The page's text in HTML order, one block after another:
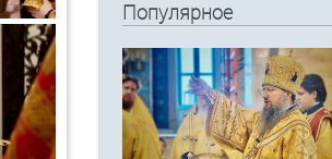
Популярное